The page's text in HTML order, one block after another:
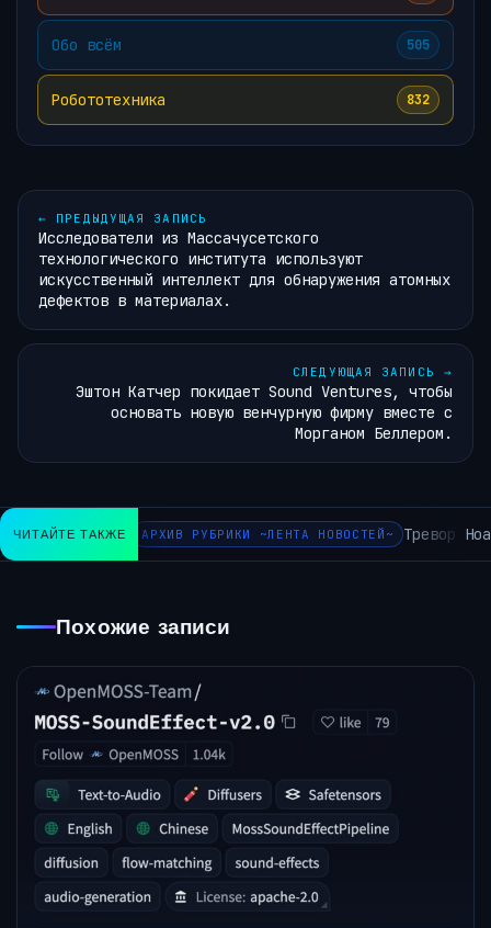
Обо всём 505
Робототехника 832
← ПРЕДЫДУЩАЯ ЗАПИСЬ
Исследователи из Массачусетского
технологического института используют
искусственный интеллект для обнаружения атомных
дефектов в материалах.
СЛЕДУЮЩАЯ ЗАПИСЬ →
Эштон Катчер покидает Sound Ventures, чтобы
основать новую венчурную фирму вместе с
Морганом Беллером.
ЧИТАЙТЕ ТАКЖЕ АРХИВ РУБРИКИ ~ЛЕНТА НОВОСТЕЙ~ Тревор
Похожие записи